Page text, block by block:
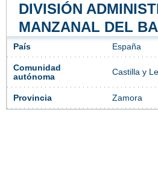
DIVISIÓN
MANZANAL DEL
País España
Comunidad
autónoma
Castilla y
Provincia Zamora